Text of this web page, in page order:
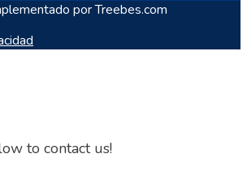
por Treebes.com
to contact us!